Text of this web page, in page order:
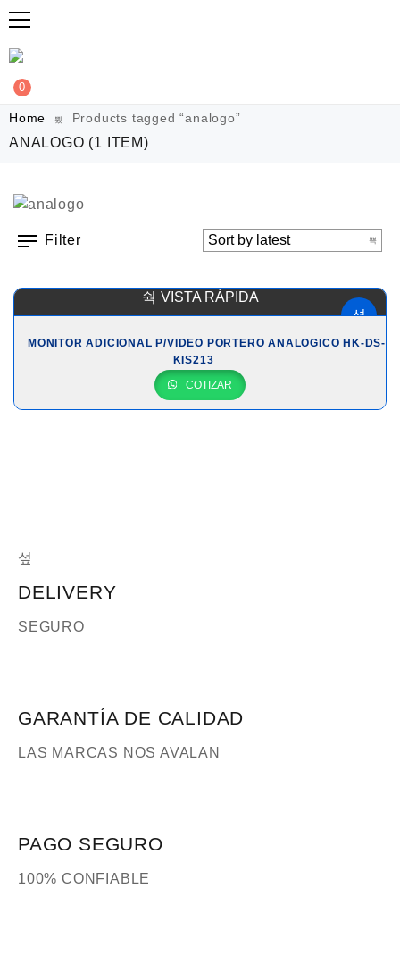
0
Home Products tagged “analogo”
ANALOGO (1 ITEM)
Filter
VISTA RÁPIDA
MONITOR ADICIONAL P/VIDEO PORTERO ANALOGICO HK-DS-
KIS213
COTIZAR
DELIVERY
SEGURO
GARANTÍA DE CALIDAD
LAS MARCAS NOS AVALAN
PAGO SEGURO
100% CONFIABLE